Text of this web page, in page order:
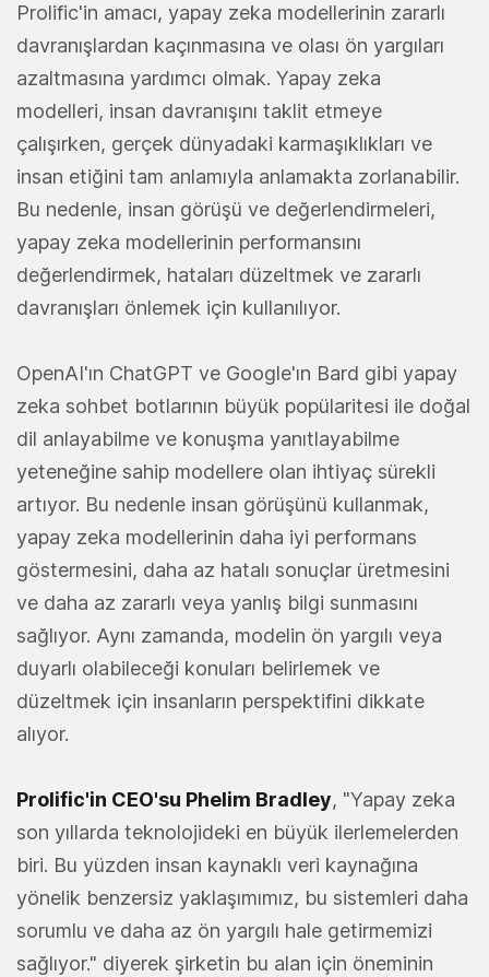
Prolific'in amacı, yapay zeka modellerinin zararlı
davranışlardan kaçınmasına ve olası ön yargıları
azaltmasına yardımcı olmak. Yapay zeka
modelleri, insan davranışını taklit etmeye
çalışırken, gerçek dünyadaki karmaşıklıkları ve
insan etiğini tam anlamıyla anlamakta zorlanabilir.
Bu nedenle, insan görüşü ve değerlendirmeleri,
yapay zeka modellerinin performansını
değerlendirmek, hataları düzeltmek ve zararlı
davranışları önlemek için kullanılıyor.
OpenAI'ın ChatGPT ve Google'ın Bard gibi yapay
zeka sohbet botlarının büyük popülaritesi ile doğal
dil anlayabilme ve konuşma yanıtlayabilme
yeteneğine sahip modellere olan ihtiyaç sürekli
artıyor. Bu nedenle insan görüşünü kullanmak,
yapay zeka modellerinin daha iyi performans
göstermesini, daha az hatalı sonuçlar üretmesini
ve daha az zararlı veya yanlış bilgi sunmasını
sağlıyor. Aynı zamanda, modelin ön yargılı veya
duyarlı olabileceği konuları belirlemek ve
düzeltmek için insanların perspektifini dikkate
alıyor.
Prolific'in CEO'su Phelim Bradley, "Yapay zeka
son yıllarda teknolojideki en büyük ilerlemelerden
biri. Bu yüzden insan kaynaklı veri kaynağına
yönelik benzersiz yaklaşımımız, bu sistemleri daha
sorumlu ve daha az ön yargılı hale getirmemizi
sağlıyor." diyerek şirketin bu alan için öneminin